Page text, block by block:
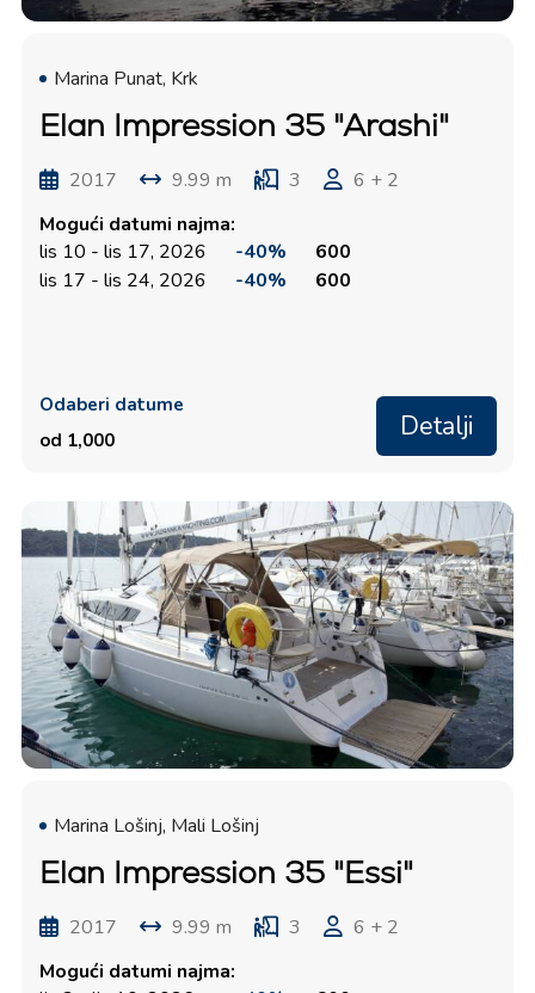
Marina Punat, Krk
Elan Impression 35 "Arashi"
2017 9.99 m 3
6 + 2
Mogući datumi najma:
lis 10 - lis 17, 2026
-40%
600
lis 17 - lis 24, 2026
-40% 600
Odaberi datume
od 1,000
Detalji
Marina Lošinj, Mali Lošinj
Elan Impression 35 "Essi"
2017 9.99 m 3
6 + 2
Mogući datumi najma: